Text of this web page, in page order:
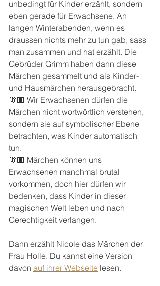
unbedingt für Kinder erzählt, sondern
eben gerade für Erwachsene. An
langen Winterabenden, wenn es
draussen nichts mehr zu tun gab, sass
man zusammen und hat erzählt. Die
Gebrüder Grimm haben dann diese
Märchen gesammelt und als Kinder-
und Hausmärchen herausgebracht.
🧚🏼 Wir Erwachsenen dürfen die
Märchen nicht wortwörtlich verstehen,
sondern sie auf symbolischer Ebene
betrachten, was Kinder automatisch
tun.
🧚🏼 Märchen können uns
Erwachsenen manchmal brutal
vorkommen, doch hier dürfen wir
bedenken, dass Kinder in dieser
magischen Welt leben und nach
Gerechtigkeit verlangen.
Dann erzählt Nicole das Märchen der
Frau Holle. Du kannst eine Version
davon auf ihrer Webseite lesen.